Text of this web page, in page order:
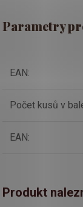
Parametry
EAN:
Počet kusů v
EAN:
Produkt